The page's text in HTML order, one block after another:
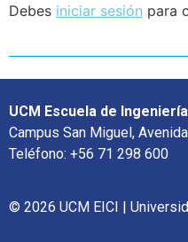
Debes iniciar sesión para
UCM Escuela de
Campus San Miguel,
Teléfono: +56 71 298 600
© 2026 UCM EICI |